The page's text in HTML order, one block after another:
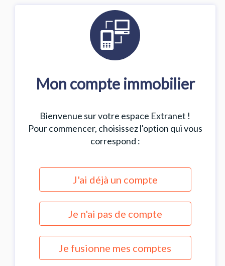
Mon compte immobilier
Bienvenue sur votre espace Extranet !
Pour commencer, choisissez l'option qui vous
correspond :
J'ai déjà un compte
Je n'ai pas de compte
Je fusionne mes comptes